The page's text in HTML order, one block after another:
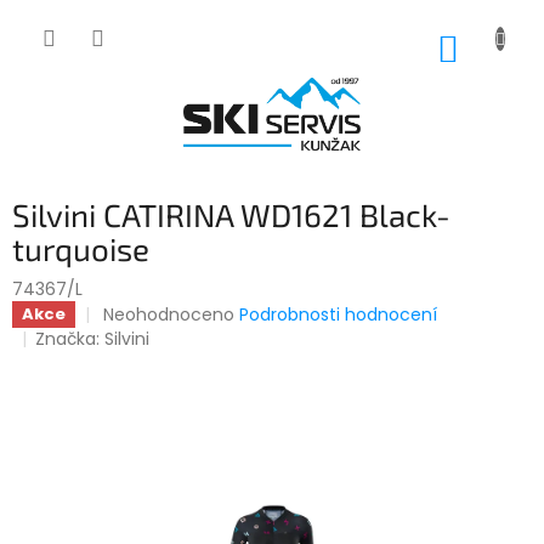
Silvini CATIRINA WD1621 Black-
turquoise
74367/L
Akce
Průměrné
hodnocení
Neohodnoceno Podrobnosti hodnocení
Značka:Silvini